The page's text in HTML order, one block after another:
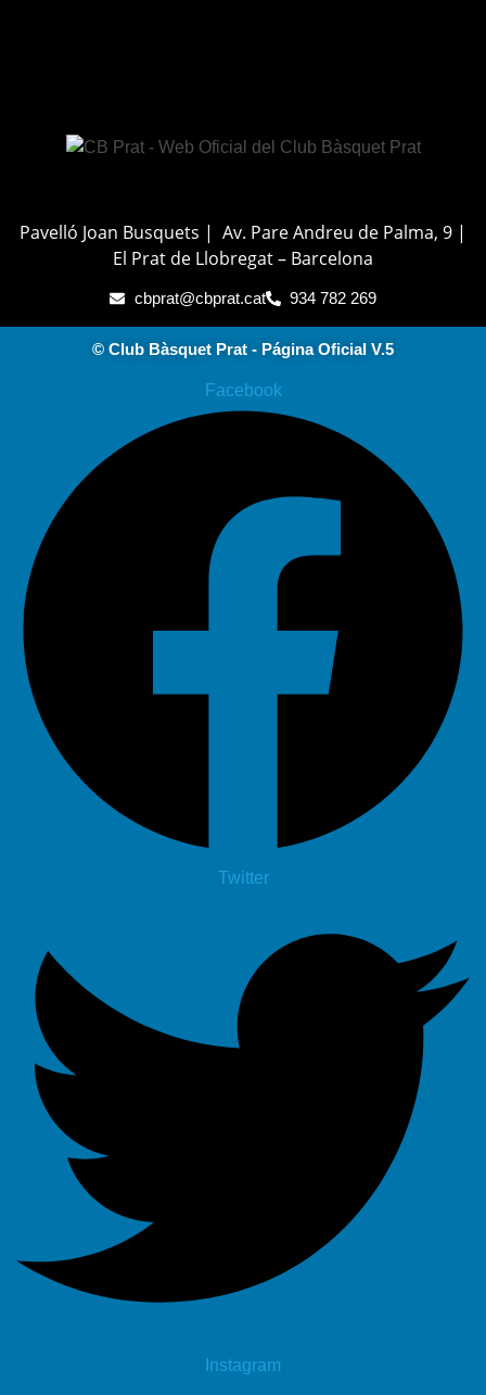
Pavelló Joan Busquets | Av. Pare Andreu de Palma, 9 |
El Prat de Llobregat – Barcelona
cbprat@cbprat.cat 934 782 269
© Club Bàsquet Prat - Página Oficial V.5
Facebook
Twitter
Instagram